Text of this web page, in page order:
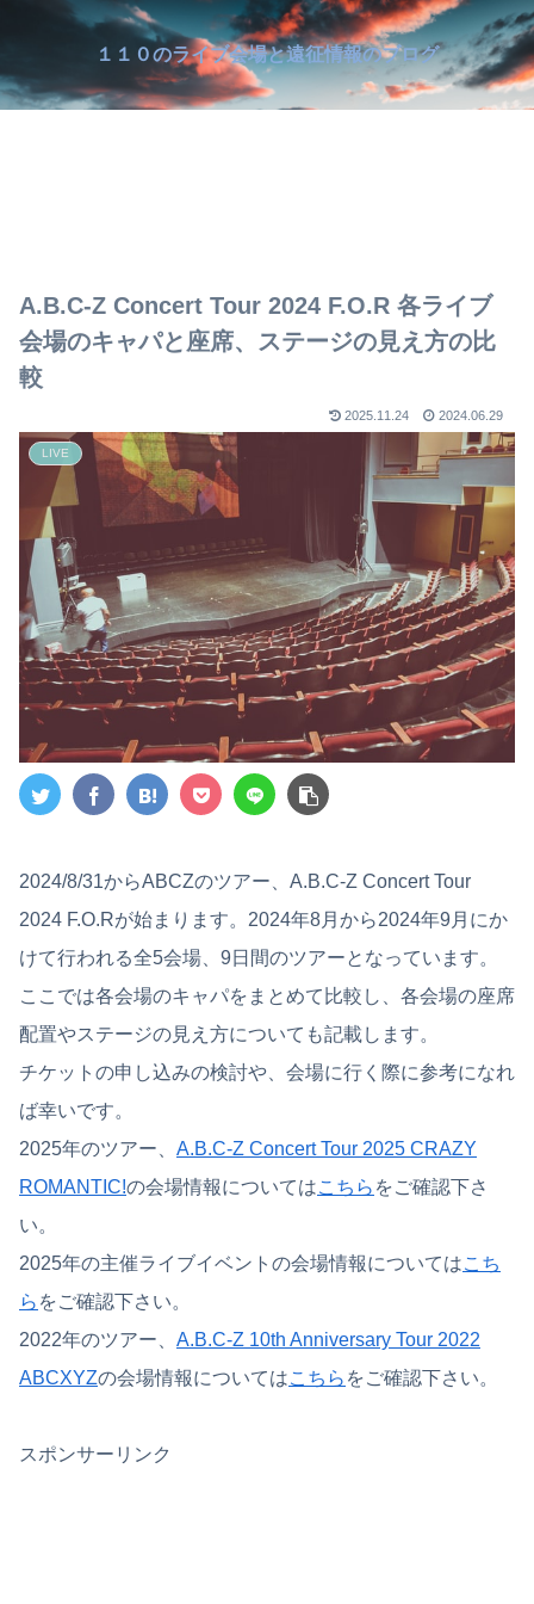
１１０のライブ会場と遠征情報のブログ
A.B.C-Z Concert Tour 2024 F.O.R 各ライブ
会場のキャパと座席、ステージの見え方の比
較
2025.11.24 2024.06.29
LIVE
2024/8/31からABCZのツアー、A.B.C-Z Concert Tour
2024 F.O.Rが始まります。2024年8月から2024年9月にか
けて行われる全5会場、9日間のツアーとなっています。
ここでは各会場のキャパをまとめて比較し、各会場の座席
配置やステージの見え方についても記載します。
チケットの申し込みの検討や、会場に行く際に参考になれ
ば幸いです。
2025年のツアー、 A.B.C-Z Concert Tour 2025 CRAZY
ROMANTIC!の会場情報についてはこちら をご確認下さ
い。
2025年の主催ライブイベントの会場情報についてはこち
ら をご確認下さい。
2022年のツアー、 A.B.C-Z 10th Anniversary Tour 2022
ABCXYZの会場情報についてはこちら をご確認下さい。
スポンサーリンク